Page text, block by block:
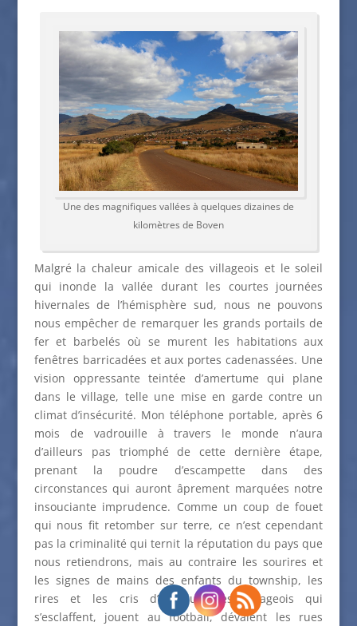
Une des magnifiques vallées à quelques dizaines de
kilomètres de Boven
Malgré la chaleur amicale des villageois et le soleil
qui inonde la vallée durant les courtes journées
hivernales de l’hémisphère sud, nous ne pouvons
nous empêcher de remarquer les grands portails de
fer et barbelés où se murent les habitations aux
fenêtres barricadées et aux portes cadenassées. Une
vision oppressante teintée d’amertume qui plane
dans le village, telle une mise en garde contre un
climat d’insécurité. Mon téléphone portable, après 6
mois de vadrouille à travers le monde n’aura
d’ailleurs pas triomphé de cette dernière étape,
prenant la poudre d’escampette dans des
circonstances qui auront âprement marquées notre
insouciante imprudence. Comme un coup de fouet
qui nous fit retomber sur terre, ce n’est cependant
pas la criminalité qui ternit la réputation du pays que
nous retiendrons, mais au contraire les sourires et
les signes de mains des enfants du township, les
rires et les cris d’humeur des villageois qui
s’esclaffent, jouent au football, dévalent les rues